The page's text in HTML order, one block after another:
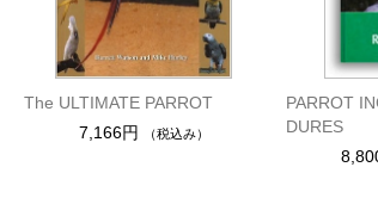
The ULTIMATE PARROT
7,166円
（税込み）
PARROT
DURES